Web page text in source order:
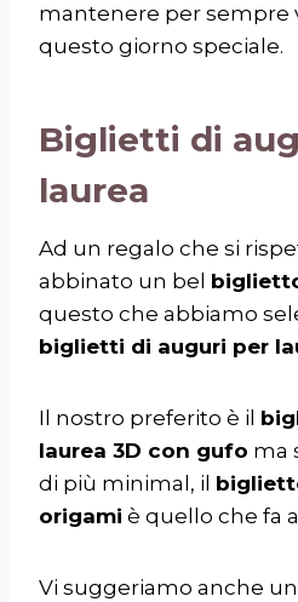
mantenere per sempre
questo giorno speciale.
Biglietti di
laurea
Ad un regalo che si
abbinato un bel
questo che abbiamo
biglietti di auguri per
Il nostro preferito è il
laurea 3D con gufo ma
di più minimal, il
origami è quello che fa
Vi suggeriamo anche un